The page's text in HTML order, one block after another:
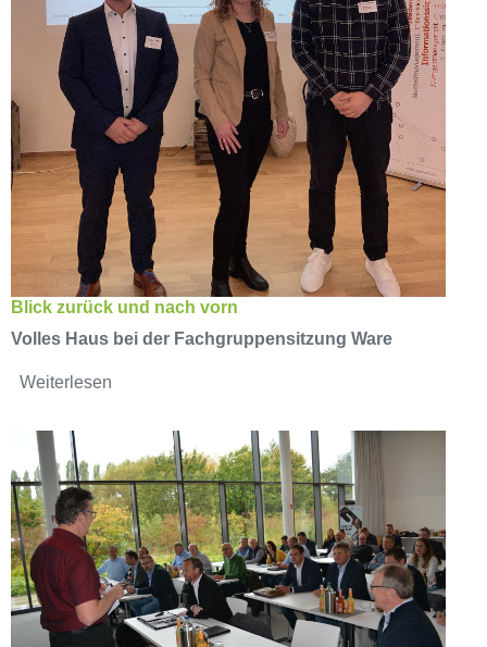
Blick zurück und nach vorn
Volles Haus bei der Fachgruppensitzung Ware
Weiterlesen